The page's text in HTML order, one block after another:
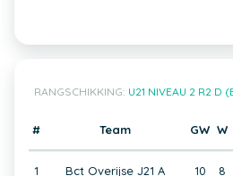
RANGSCHIKKING: U21 NIVEAU 2 R2 D
# Team GW W
1 Bct Overijse J21 A 10 8